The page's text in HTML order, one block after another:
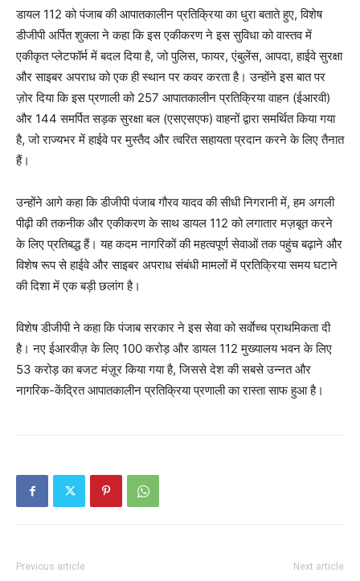
News Week
Magazine PRO
Company
Subscription Plans
My account
डायल 112 को पंजाब की आपातकालीन प्रतिक्रिया का धुरा बताते हुए, विशेष
डीजीपी अर्पित शुक्ला ने कहा कि इस एकीकरण ने इस सुविधा को वास्तव में
एकीकृत प्लेटफॉर्म में बदल दिया है, जो पुलिस, फायर, एंबुलेंस, आपदा, हाईवे सुरक्षा
और साइबर अपराध को एक ही स्थान पर कवर करता है। उन्होंने इस बात पर
ज़ोर दिया कि इस प्रणाली को 257 आपातकालीन प्रतिक्रिया वाहन (ईआरवी)
और 144 समर्पित सड़क सुरक्षा बल (एसएसएफ) वाहनों द्वारा समर्थित किया गया
है, जो राज्यभर में हाईवे पर मुस्तैद और त्वरित सहायता प्रदान करने के लिए तैनात
हैं।
उन्होंने आगे कहा कि डीजीपी पंजाब गौरव यादव की सीधी निगरानी में, हम अगली
पीढ़ी की तकनीक और एकीकरण के साथ डायल 112 को लगातार मज़बूत करने
के लिए प्रतिबद्ध हैं। यह कदम नागरिकों की महत्वपूर्ण सेवाओं तक पहुंच बढ़ाने और
विशेष रूप से हाईवे और साइबर अपराध संबंधी मामलों में प्रतिक्रिया समय घटाने
की दिशा में एक बड़ी छलांग है।
विशेष डीजीपी ने कहा कि पंजाब सरकार ने इस सेवा को सर्वाेच्च प्राथमिकता दी
है। नए ईआरवीज़ के लिए 100 करोड़ और डायल 112 मुख्यालय भवन के लिए
53 करोड़ का बजट मंज़ूर किया गया है, जिससे देश की सबसे उन्नत और
नागरिक-केंद्रित आपातकालीन प्रतिक्रिया प्रणाली का रास्ता साफ हुआ है।
Previous article Next article